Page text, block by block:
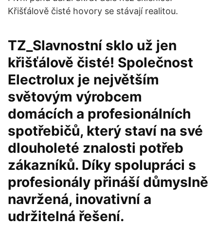
Křišťálově čisté hovory se stávají realitou.
TZ_Slavnostní sklo už jen
křišťálově čisté! Společnost
Electrolux je největším
světovým výrobcem
domácích a profesionálních
spotřebičů, který staví na své
dlouholeté znalosti potřeb
zákazníků. Díky spolupráci s
profesionály přináší důmyslně
navržená, inovativní a
udržitelná řešení.